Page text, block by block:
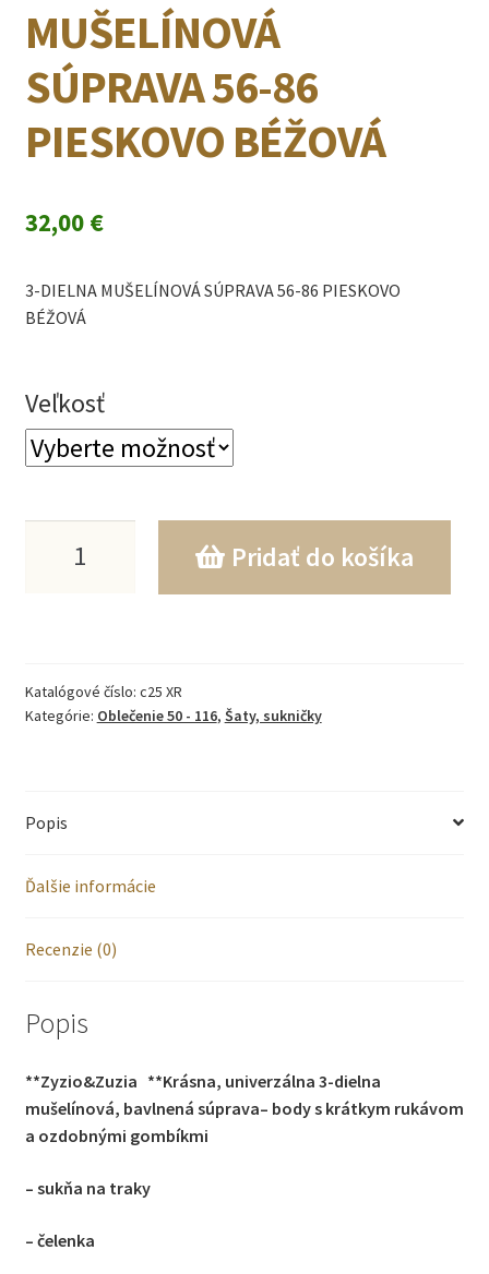
MUŠELÍNOVÁ
SÚPRAVA 56-86
PIESKOVO BÉŽOVÁ
32,00 €
3-DIELNA MUŠELÍNOVÁ SÚPRAVA 56-86 PIESKOVO
BÉŽOVÁ
Veľkosť
množstvo
SÚPRAVA
PIESKOVO
BÉŽOVÁ
Pridať do košíka
Katalógové číslo: c25 XR
Kategórie: Oblečenie 50 - 116, Šaty, sukničky
Popis
Ďalšie informácie
Recenzie (0)
Popis
**Zyzio&Zuzia **Krásna, univerzálna 3-dielna
mušelínová, bavlnená súprava– body s krátkym rukávom
a ozdobnými gombíkmi
– sukňa na traky
– čelenka